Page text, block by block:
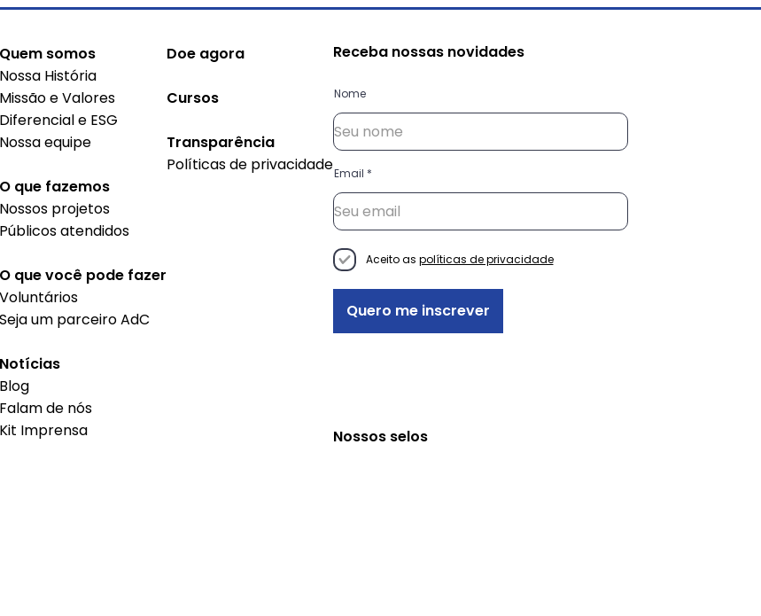
Quem somos
Nossa História
Missão e Valores
Diferencial e ESG
Nossa equipe
O que fazemos
Nossos projetos
Públicos atendidos
O que você pode fazer
Voluntários
Seja um parceiro AdC
Notícias
Blog
Falam de nós
Kit Imprensa
Doe agora
Cursos
Transparência
Políticas de privacidade
Receba nossas novidades
Nome
Email
Aceito as políticas de privacidade
Quero me inscrever
Nossos selos